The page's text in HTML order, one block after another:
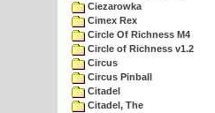
Ciezarowka
Cimex Rex
Circle Of Richness M4
Circle of Richness v1.2
Circus
Circus Pinball
Citadel
Citadel, The